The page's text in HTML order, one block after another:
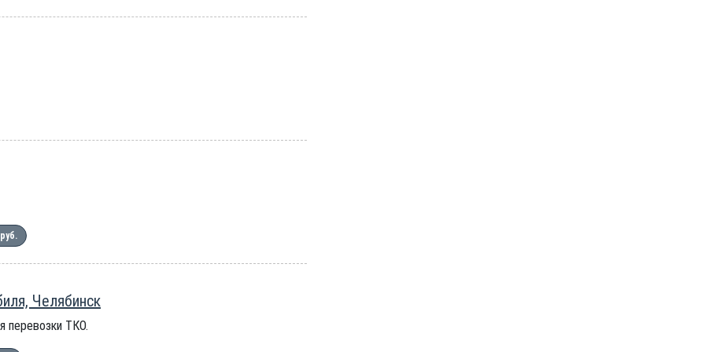
Челябинск
перевозки ТКО.